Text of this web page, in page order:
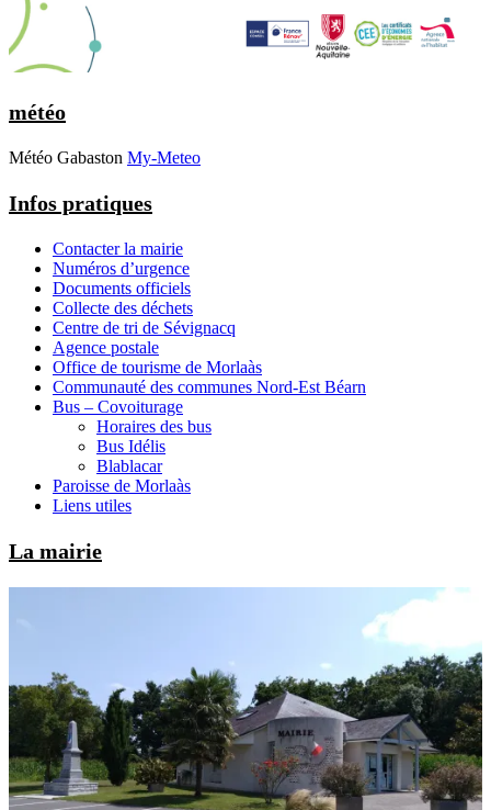
météo
Météo Gabaston My-Meteo
Infos pratiques
Contacter la mairie
Numéros d’urgence
Documents officiels
Collecte des déchets
Centre de tri de Sévignacq
Agence postale
Office de tourisme de Morlaàs
Communauté des communes Nord-Est Béarn
Bus – Covoiturage
Horaires des bus
Bus Idélis
Blablacar
Paroisse de Morlaàs
Liens utiles
La mairie